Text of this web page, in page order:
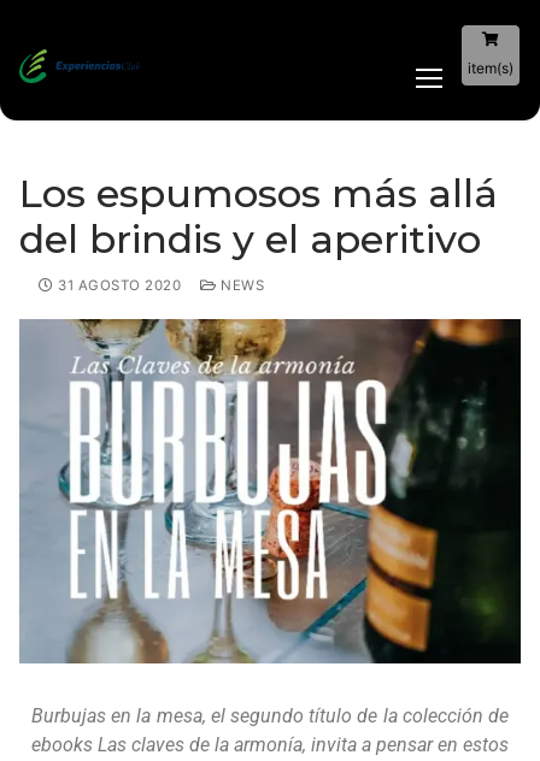
item(s)
Los espumosos más allá
del brindis y el aperitivo
31 AGOSTO 2020 NEWS
Burbujas en la mesa, el segundo título de la colección de
ebooks Las claves de la armonía, invita a pensar en estos